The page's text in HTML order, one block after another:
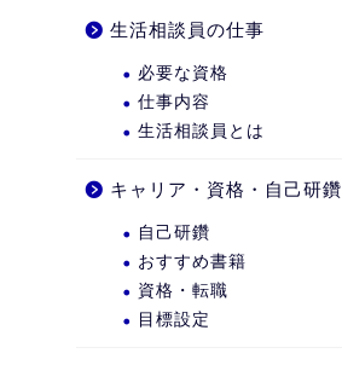
生活相談員の仕事
必要な資格
仕事内容
生活相談員とは
キャリア・資格・自己研鑽
自己研鑽
おすすめ書籍
資格・転職
目標設定